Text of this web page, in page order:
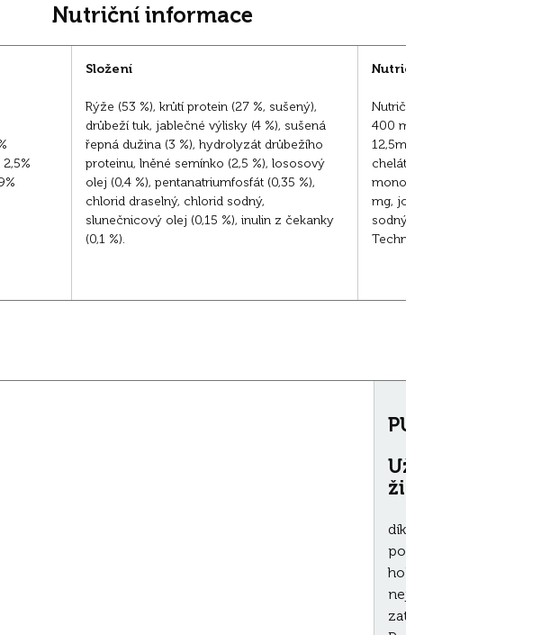
Nutriční informace
Složení
Rýže (53 %), krůtí protein (27 %, sušený),
drůbeží tuk, jablečné výlisky (4 %), sušená
řepná dužina (3 %), hydrolyzát drůbežího
proteinu, lněné semínko (2,5 %), lososový
olej (0,4 %), pentanatriumfosfát (0,35 %),
chlorid draselný, chlorid sodný,
slunečnicový olej (0,15 %), inulin z čekanky
(0,1 %).
Nutriční přísady na kg
Nutriční doplňkové látky:
400 mg, vitamín C 300 mg,
12,5mg, zinek (jako síran
chelát glycinu a zinku, hydrát)
monohydrát) 250 mg, mangan
mg, jod (jako jodičinan
sodný) 0,35 mg.
Technologické přísady:
PURE SENSITIVE
Užívejte si
života
díky Pure Sensitive,
potraviny. S MERA Pure
holistický koncept
nejnutnější. Žádné
zatěžující přísady!